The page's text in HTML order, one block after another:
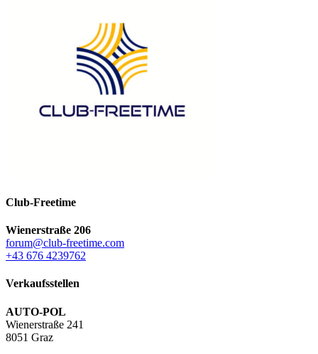
Club-Freetime
Wienerstraße 206
forum@club-freetime.com
‭+43 676 4239762‬
Verkaufsstellen
AUTO-POL
Wienerstraße 241
8051 Graz